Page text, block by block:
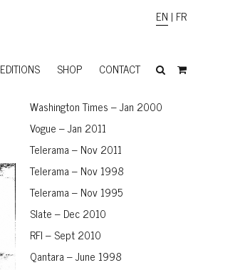
EDITIONS SHOP CONTACT
EN | FR
Washington Times – Jan 2000
Vogue – Jan 2011
Telerama – Nov 2011
Telerama – Nov 1998
Telerama – Nov 1995
Slate – Dec 2010
RFI – Sept 2010
Qantara – June 1998